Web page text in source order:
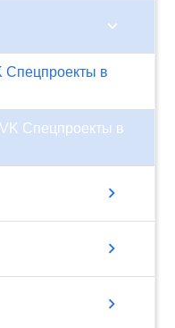
chevron_right
Спецпроекты в
Спецпроекты в
chevron_right
chevron_right
chevron_right